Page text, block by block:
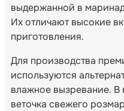
выдержанной в
Их отличают высокие
приготовления.
Для производства
используются
влажное вызревание. В
веточка свежего